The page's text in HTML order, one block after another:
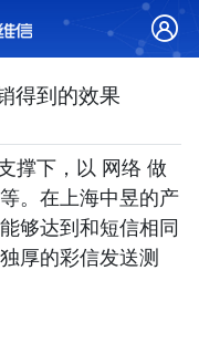
得到的效果
撑下，以 网络 做
。在上海中昱的产
够达到和短信相同
厚的彩信发送测